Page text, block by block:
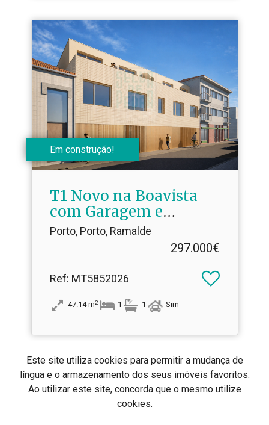
Este site utiliza cookies para permitir a mudança de
língua e o armazenamento dos seus imóveis favoritos.
Ao utilizar este site, concorda que o mesmo utilize
cookies.
Em construção!
T1 Novo na Boavista
com Garagem e
Arrumo
Porto, Porto, Ramalde
297.000€
Ref: MT5852026
47.14m2 1 1 Sim
1 2 3